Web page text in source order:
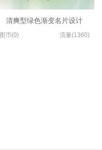
清爽型绿色渐变名片设计
图币(0) 流量(1360)